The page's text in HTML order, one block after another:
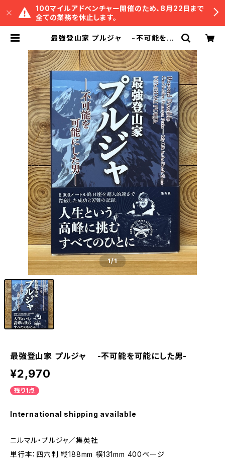
100マイルアドベンチャー開催のため、8月22日まで
全ての業務を休止します。
最強登山家 プルジャ -不可能を可
1/1
最強登山家 プルジャ -不可能を可能にした男-
¥2,970
残り1点
International shipping available
ニルマル・プルジャ／集英社
単行本：四六判 縦188mm 横131mm 400ページ